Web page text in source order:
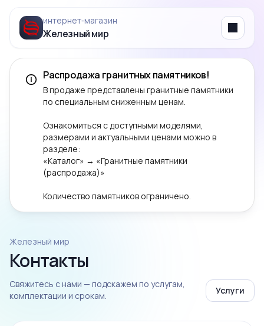
интернет‑магазин
Железный мир Menu
Распродажа гранитных памятников!
В продаже представлены гранитные памятники
по специальным сниженным ценам.
Ознакомиться с доступными моделями,
размерами и актуальными ценами можно в
разделе:
«Каталог» → «Гранитные памятники
(распродажа)»
Количество памятников ограничено.
Железный мир
Контакты
Свяжитесь с нами — подскажем по услугам,
комплектации и срокам.
Услуги